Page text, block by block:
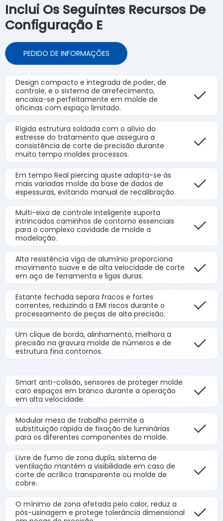
Inclui Os Seguintes Recursos De
Configuração E
PEDIDO DE INFORMAÇÕES
Design compacto e integrada de poder, de
controle, e o sistema de arrefecimento,
encaixa-se perfeitamente em molde de
oficinas com espaço limitado.
Rígida estrutura soldada com o alívio do
estresse do tratamento que assegura a
consistência de corte de precisão durante
muito tempo moldes processos.
Em tempo Real piercing ajuste adapta-se às
mais variadas molde da base de dados de
espessuras, evitando manual de recalibração.
Multi-eixo de controle inteligente suporta
intrincados caminhos de contorno essenciais
para o complexo cavidade de molde a
modelação.
Alta resistência viga de alumínio proporciona
movimento suave e de alta velocidade de corte
em aço de ferramenta e ligas duras.
Estante fechada separa fracos e fortes
correntes, reduzindo a EMI riscos durante o
processamento de peças de alta precisão.
Um clique de borda, alinhamento, melhora a
precisão na gravura molde de números e de
estrutura fina contornos.
Smart anti-colisão, sensores de proteger molde
caro espaços em branco durante a operação
em alta velocidade.
Modular mesa de trabalho permite a
substituição rápida de fixação de luminárias
para os diferentes componentes do molde.
Livre de fumo de zona dupla, sistema de
ventilação mantém a visibilidade em caso de
corte de acrílico transparente ou molde de
cobre.
O mínimo de zona afetada pelo calor, reduz a
pós-usinagem e protege tolerância dimensional